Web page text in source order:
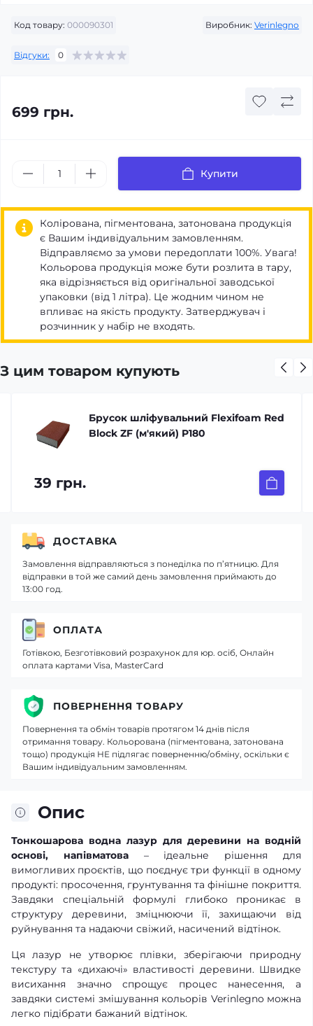
Код товару: 000090301 Виробник: Verinlegno
Відгуки: 0
699 грн.
Купити
Колірована, пігментована, затонована продукція
є Вашим індивідуальним замовленням.
Відправляємо за умови передоплати 100%. Увага!
Кольорова продукція може бути розлита в тару,
яка відрізняється від оригінальної заводської
упаковки (від 1 літра). Це жодним чином не
впливає на якість продукту. Затверджувач і
розчинник у набір не входять.
З цим товаром купують
Брусок шліфувальний Flexifoam Red
Block ZF (м'який) P180
39 грн.
Опис
Тонкошарова водна лазур для деревини на водній
основі, напівматова– ідеальне рішення для
вимогливих проєктів, що поєднує три функції в одному
продукті: просочення, грунтування та фінішне покриття.
Завдяки спеціальній формулі глибоко проникає в
структуру деревини, зміцнюючи її, захищаючи від
руйнування та надаючи свіжий, насичений відтінок.
Ця лазур не утворює плівки, зберігаючи природну
текстуру та «дихаючі» властивості деревини. Швидке
висихання значно спрощує процес нанесення, а
завдяки системі змішування кольорів Verinlegno можна
легко підібрати бажаний відтінок.
ДОСТАВКА
Замовлення відправляються з понеділка по п’ятницю. Для
відправки в той же самий день замовлення приймають до
13:00 год.
ОПЛАТА
Готівкою, Безготівковий розрахунок для юр. осіб, Онлайн
оплата картами Visa, MasterCard
ПОВЕРНЕННЯ ТОВАРУ
Повернення та обмін товарів протягом 14 днів після
отримання товару. Кольорована (пігментована, затонована
тощо) продукція НЕ підлягає поверненню/обміну, оскільки є
Вашим індивідуальним замовленням.